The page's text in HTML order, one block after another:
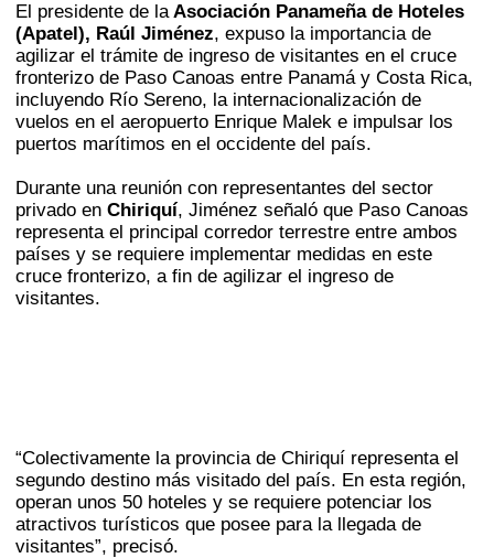
El presidente de laAsociación Panameña de Hoteles
(Apatel), Raúl Jiménez, expuso la importancia de
agilizar el trámite de ingreso de visitantes en el cruce
fronterizo de Paso Canoas entre Panamá y Costa Rica,
incluyendo Río Sereno, la internacionalización de
vuelos en el aeropuerto Enrique Malek e impulsar los
puertos marítimos en el occidente del país.
Durante una reunión con representantes del sector
privado enChiriquí, Jiménez señaló que Paso Canoas
representa el principal corredor terrestre entre ambos
países y se requiere implementar medidas en este
cruce fronterizo, a fin de agilizar el ingreso de
visitantes.
“Colectivamente la provincia de Chiriquí representa el
segundo destino más visitado del país. En esta región,
operan unos 50 hoteles y se requiere potenciar los
atractivos turísticos que posee para la llegada de
visitantes”, precisó.